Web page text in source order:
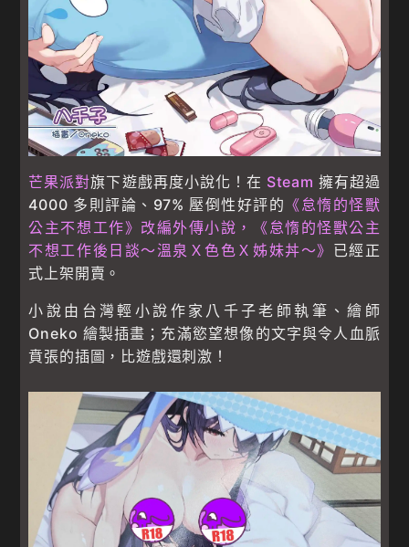
芒果派對旗下遊戲再度小說化！在 Steam 擁有超過
4000 多則評論、97% 壓倒性好評的 《怠惰的怪獸
公主不想工作》改編外傳小說，《怠惰的怪獸公主
不想工作後日談～溫泉Ｘ色色Ｘ姊妹丼～》 已經正
式上架開賣。
小說由台灣輕小說作家八千子老師執筆、繪師
Oneko 繪製插畫；充滿慾望想像的文字與令人血脈
賁張的插圖，比遊戲還刺激！